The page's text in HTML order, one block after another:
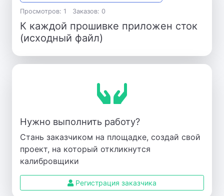
Просмотров: 1 Заказов: 0
К каждой прошивке приложен сток
(исходный файл)
Нужно выполнить работу?
Стань заказчиком на площадке, создай свой
проект, на который откликнутся
калибровщики
Регистрация заказчика